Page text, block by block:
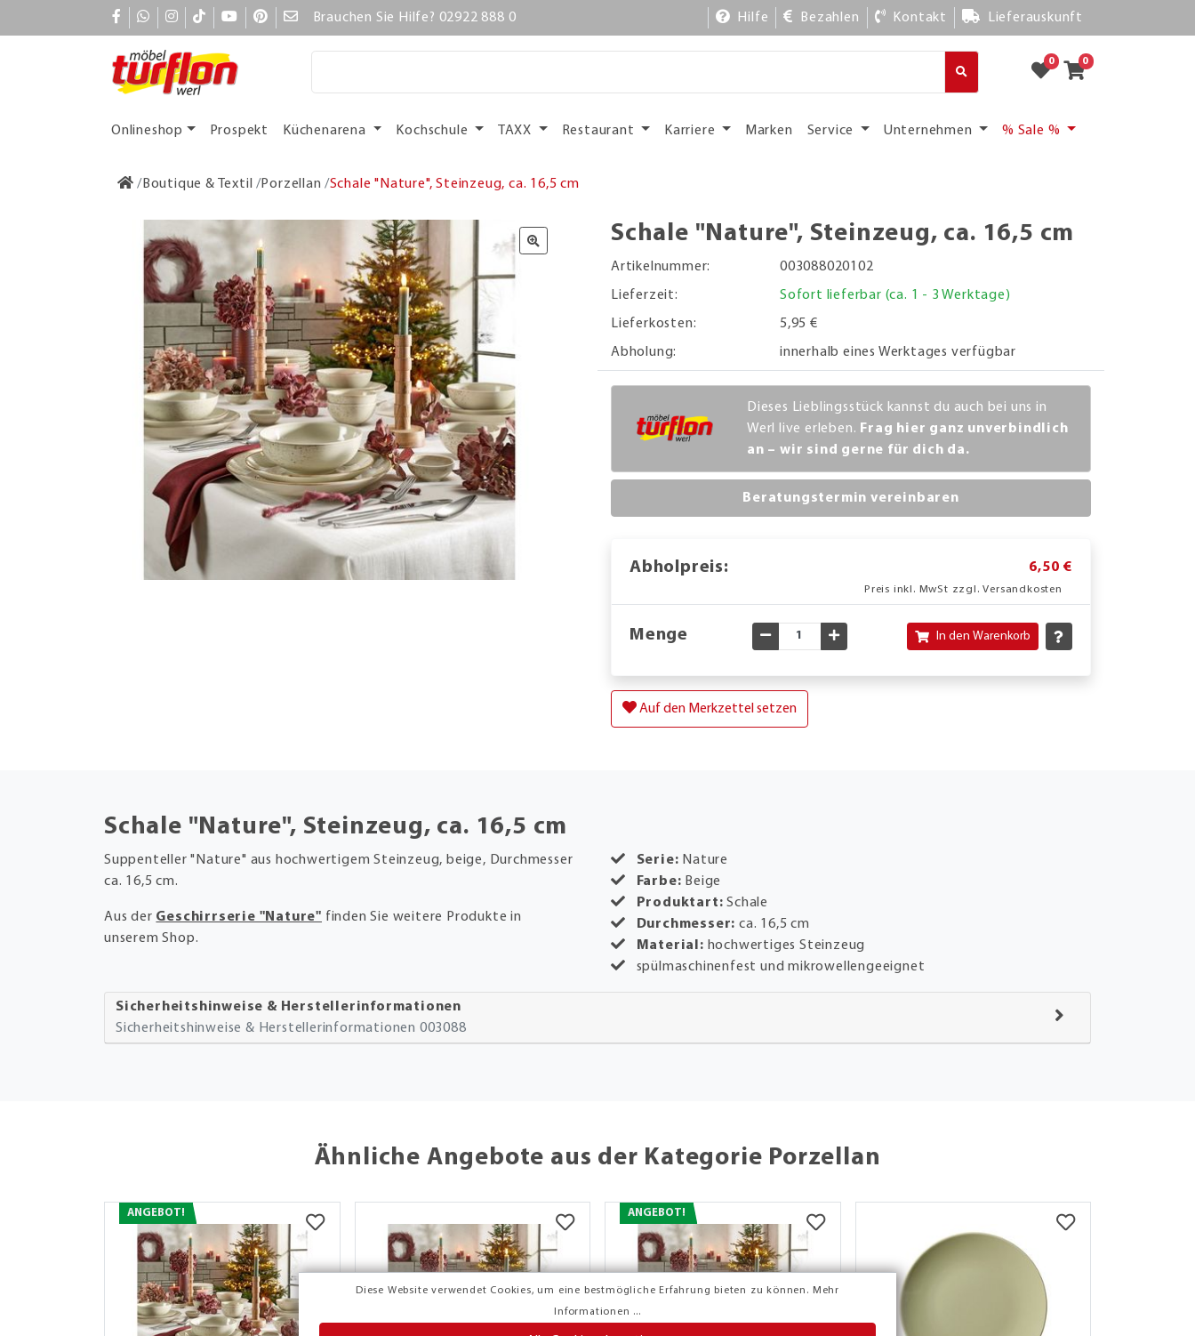
Diese Website verwendet Cookies, um eine bestmögliche Erfahrung bieten zu können. Mehr
Informationen ...
Brauchen Sie Hilfe? 02922 888 0 Hilfe Bezahlen Kontakt Lieferauskunft
0 0
Onlineshop Prospekt Küchenarena Kochschule TAXX Restaurant Karriere Marken Service Unternehmen % Sale %
Boutique & Textil Porzellan Schale "Nature", Steinzeug, ca. 16,5 cm
Schale "Nature", Steinzeug, ca. 16,5 cm
Artikelnummer:
003088020102
Lieferzeit:
Sofort lieferbar (ca. 1 - 3 Werktage)
Lieferkosten:
5,95 €
Abholung:
innerhalb eines Werktages verfügbar
Dieses Lieblingsstück kannst du auch bei uns in
Werl live erleben. Frag hier ganz unverbindlich
an – wir sind gerne für dich da.
Beratungstermin vereinbaren
Abholpreis: 6,50 €
Preis inkl. MwSt zzgl. Versandkosten
Menge Gewünschte Menge verringern
Gewünschte Menge erhöhen
In den Warenkorb
Auf den Merkzettel setzen
Schale "Nature", Steinzeug, ca. 16,5 cm
Suppenteller "Nature" aus hochwertigem Steinzeug, beige, Durchmesser
ca. 16,5 cm.
Aus der Geschirrserie "Nature" finden Sie weitere Produkte in
unserem Shop.
Serie: Nature
Farbe: Beige
Produktart:Schale
Durchmesser:ca. 16,5 cm
Material: hochwertiges Steinzeug
spülmaschinenfest und mikrowellengeeignet
Sicherheitshinweise & Herstellerinformationen
Sicherheitshinweise & Herstellerinformationen 003088
Ähnliche Angebote aus der Kategorie Porzellan
ANGEBOT! ANGEBOT!